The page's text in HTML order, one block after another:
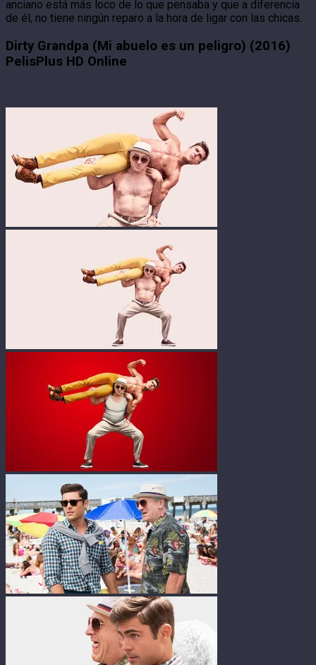
anciano está más loco de lo que pensaba y que a diferencia
de él, no tiene ningún reparo a la hora de ligar con las chicas.
Dirty Grandpa (Mi abuelo es un peligro) (2016)
PelisPlus HD Online